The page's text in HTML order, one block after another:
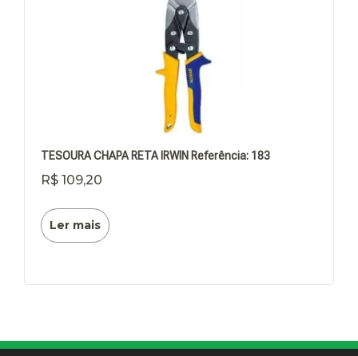
TESOURA CHAPA RETA IRWIN Referência: 183
R$ 109,20
Ler mais